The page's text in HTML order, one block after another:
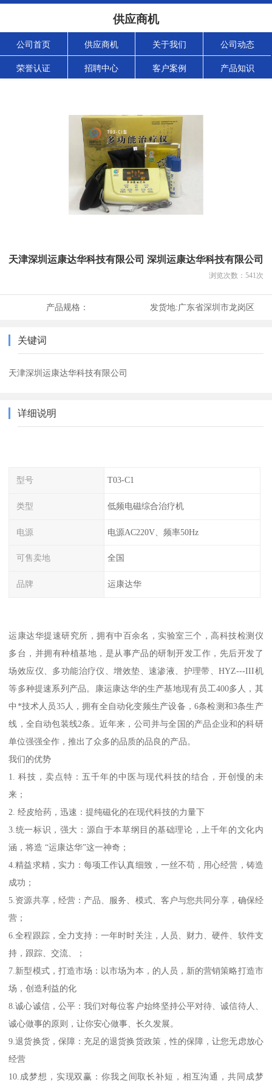
供应商机
公司首页 供应商机 关于我们 公司动态
荣誉认证 招聘中心 客户案例 产品知识
天津深圳运康达华科技有限公司 深圳运康达华科技有限公司
浏览次数： 541次
产品规格： 发货地:广东省深圳市龙岗区
关键词
天津深圳运康达华科技有限公司
详细说明
型号 T03-C1
类型 低频电磁综合治疗机
电源 电源AC220V、频率50Hz
可售卖地 全国
品牌 运康达华
运康达华提速研究所，拥有中百余名，实验室三个，高科技检测仪
多台，并拥有种植基地，是从事产品的研制开发工作，先后开发了
场效应仪、多功能治疗仪、增效垫、速渗液、护理带、HYZ---III机
等多种提速系列产品。康运康达华的生产基地现有员工400多人，其
中*技术人员35人，拥有全自动化变频生产设备，6条检测和3条生产
线，全自动包装线2条。近年来，公司并与全国的产品企业和的科研
单位强强全作，推出了众多的品质的品良的产品。
我们的优势
1. 科技，卖点特：五千年的中医与现代科技的结合，开创慢的未
来；
2. 经皮给药，迅速：提纯磁化的在现代科技的力量下
3.统一标识，强大：源自于本草纲目的基础理论，上千年的文化内
涵，将造 “运康达华”这一神奇；
4.精益求精，实力：每项工作认真细致，一丝不苟，用心经营，铸造
成功；
5.资源共享，经营：产品、服务、模式、客户与您共同分享，确保经
营；
6.全程跟踪，全力支持：一年时时关注，人员、财力、硬件、软件支
持，跟踪、交流、；
7.新型模式，打造市场：以市场为本，的人员，新的营销策略打造市
场，创造利益的化
8.诚心诚信，公平：我们对每位客户始终坚持公平对待、诚信待人、
诚心做事的原则，让你安心做事、长久发展。
9.退货换货，保障：充足的退货换货政策，性的保障，让您无虑放心
经营
10.成梦想，实现双赢：你我之间取长补短，相互沟通，共同成梦